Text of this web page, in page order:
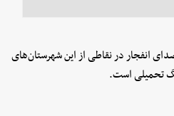
۲۲ اردیبهشت از ساعت ۱۴تا ۱۶ بعد از ظهر، صدای انفجار در نقاطی از این شهرستان‌های
تحمیلی است.